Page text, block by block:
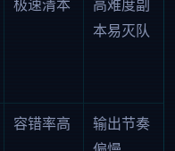
极速清本
高难度副
本易灭队
容错率高
输出节奏